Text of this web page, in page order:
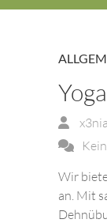
x3nia
Wir
an. Mit